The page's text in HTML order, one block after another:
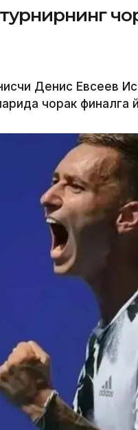
Денис Евсеев
чорак финалга